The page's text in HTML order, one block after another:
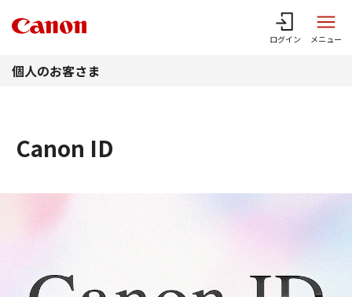
ログイン メニュー
個人のお客さま
Canon ID